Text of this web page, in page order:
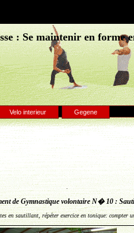
.
de Gymnastique volontaire N� 10 :
en sautillant, répéter exercice en tonique: compter
Velo interieur Gegene
: Se maintenir en forme